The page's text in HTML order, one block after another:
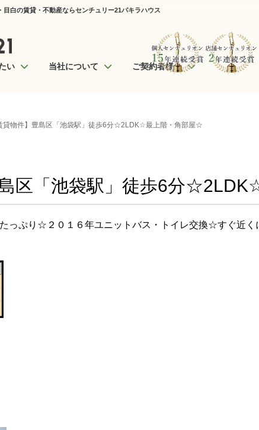
白の賃貸・不動産ならセンチュリー21パキラハウス
い 当社について ご契約者様へ
貸物件】豊島区「池袋駅」徒歩6分☆2LDK☆最上階・角部屋☆
島区「池袋駅」徒歩6分
っぷり☆２０１６年ユニットバス・トイレ交換☆すぐ近